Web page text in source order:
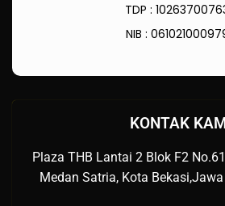
TDP :
NIB :
KONTAK KAMI
Plaza THB Lantai 2 Blok F2
Medan Satria, Kota